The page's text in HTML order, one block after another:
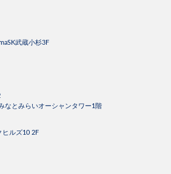
武蔵小杉3F
なとみらいオーシャンタワー1階
ヒルズ10 2F